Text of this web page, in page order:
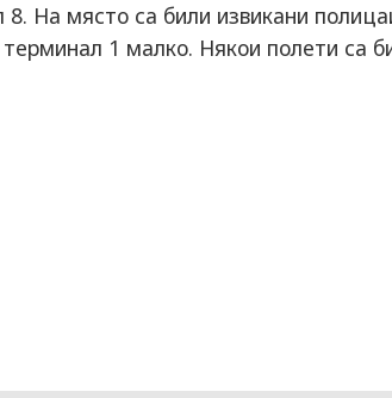
8. На място са били извикани
1 малко. Някои полети са